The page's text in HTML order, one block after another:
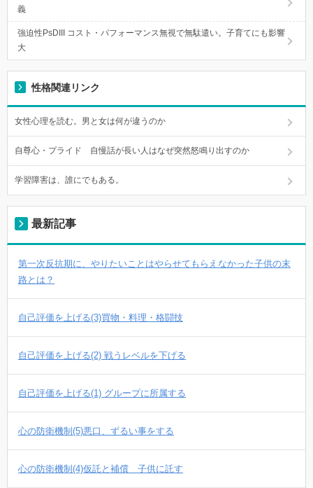
義
強迫性PsDIII コスト・パフォーマンス無視で無駄遣い。子育てにも影響
大
性格関連リンク
女性心理を読む。男と女は何が違うのか
自尊心・プライド 自慢話が長い人はなぜ突然怒鳴り出すのか
学習障害は、誰にでもある。
最新記事
第一次反抗期に、やりたいことはやらせてもらえなかった子供の末
路とは？
自己評価を上げる(3)買物・料理・格闘技
自己評価を上げる(2) 戦うレベルを下げる
自己評価を上げる(1) グループに所属する
心の防衛機制(5)悪口、ずるい事をする
心の防衛機制(4)仮託と補償 子供に託す